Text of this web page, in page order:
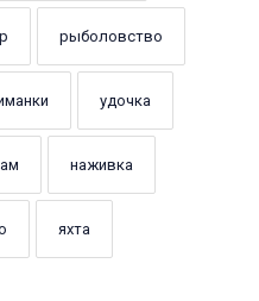
рыболовство
удочка
наживка
яхта